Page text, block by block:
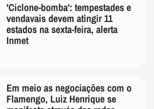
'Ciclone-bomba': tempestades e
vendavais devem atingir 11
estados na sexta-feira, alerta
Inmet
Em meio as negociações com o
Flamengo, Luiz Henrique se